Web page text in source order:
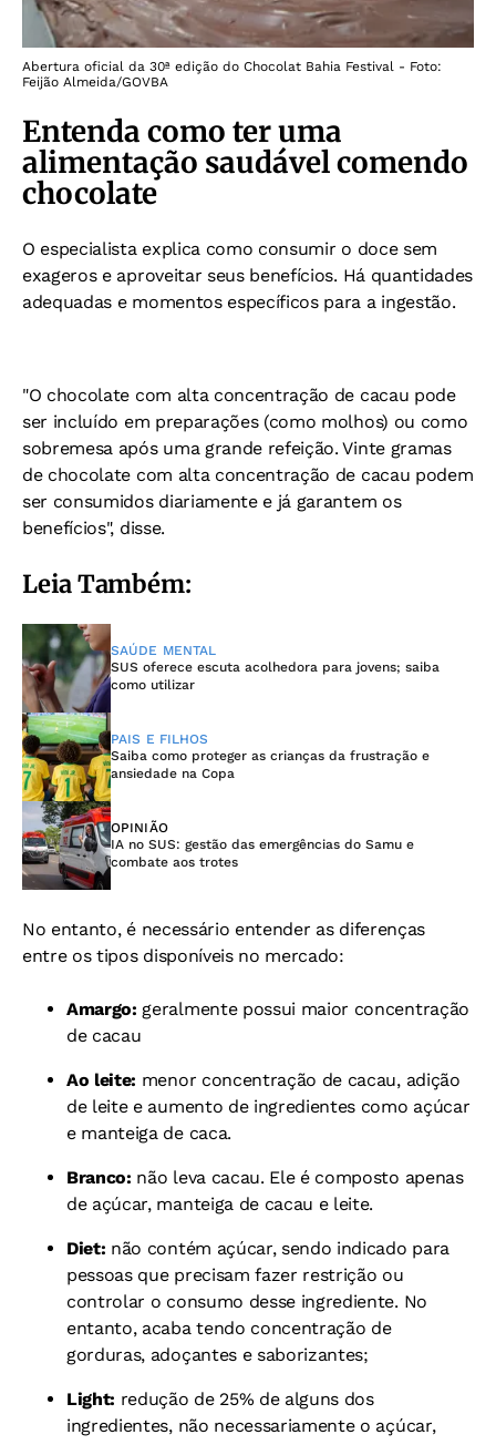
Abertura oficial da 30ª edição do Chocolat Bahia Festival - Foto:
Feijão Almeida/GOVBA
Entenda como ter uma
alimentação saudável comendo
chocolate
O especialista explica como consumir o doce sem
exageros e aproveitar seus benefícios. Há quantidades
adequadas e momentos específicos para a ingestão.
"O chocolate com alta concentração de cacau pode
ser incluído em preparações (como molhos) ou como
sobremesa após uma grande refeição. Vinte gramas
de chocolate com alta concentração de cacau podem
ser consumidos diariamente e já garantem os
benefícios", disse.
Leia Também:
SAÚDE MENTAL
SUS oferece escuta acolhedora para jovens; saiba
como utilizar
PAIS E FILHOS
Saiba como proteger as crianças da frustração e
ansiedade na Copa
OPINIÃO
IA no SUS: gestão das emergências do Samu e
combate aos trotes
No entanto, é necessário entender as diferenças
entre os tipos disponíveis no mercado:
Amargo: geralmente possui maior concentração
de cacau
Ao leite: menor concentração de cacau, adição
de leite e aumento de ingredientes como açúcar
e manteiga de caca.
Branco: não leva cacau. Ele é composto apenas
de açúcar, manteiga de cacau e leite.
Diet: não contém açúcar, sendo indicado para
pessoas que precisam fazer restrição ou
controlar o consumo desse ingrediente. No
entanto, acaba tendo concentração de
gorduras, adoçantes e saborizantes;
Light: redução de 25% de alguns dos
ingredientes, não necessariamente o açúcar,